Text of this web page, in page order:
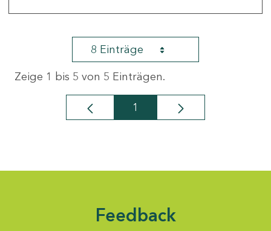
8 Einträge
Zeige 1 bis 5 von 5 Einträgen.
Seite
1
Feedback